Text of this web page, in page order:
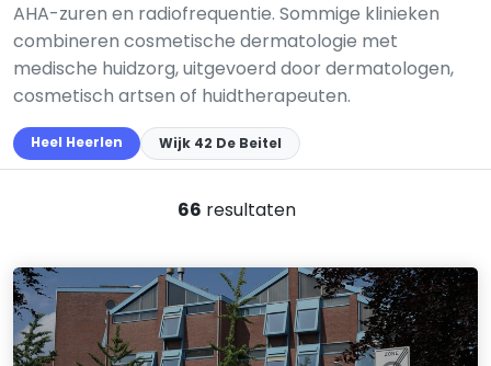
AHA-zuren en radiofrequentie. Sommige klinieken
combineren cosmetische dermatologie met
medische huidzorg, uitgevoerd door dermatologen,
cosmetisch artsen of huidtherapeuten.
Heel Heerlen Wijk 42 De Beitel
66 resultaten